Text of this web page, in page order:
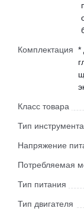
Комплектация *
Класс товара
Тип инструмента
Напряжение
Потребляемая
Тип питания
Тип двигателя